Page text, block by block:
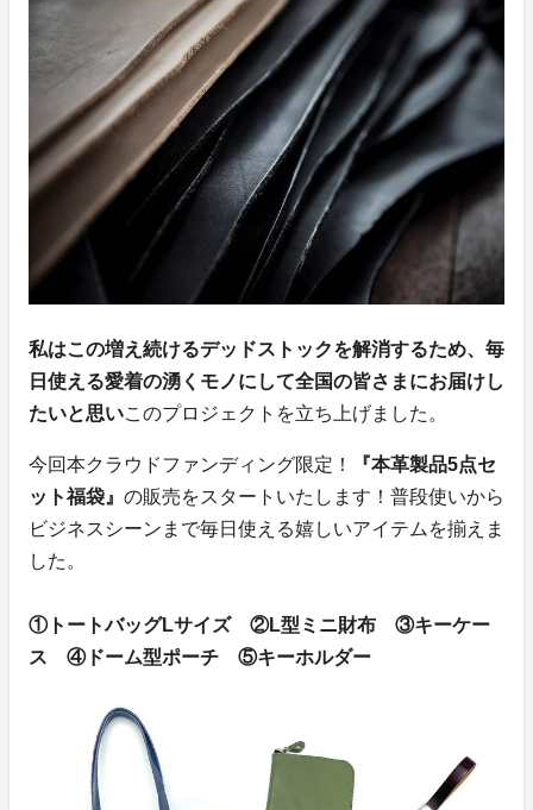
私はこの増え続けるデッドストックを解消するため、毎
日使える愛着の湧くモノにして全国の皆さまにお届けし
たいと思いこのプロジェクトを立ち上げました。
今回本クラウドファンディング限定！
『本革製品5点セ
ット福袋』 の販売をスタートいたします！普段使いから
ビジネスシーンまで毎日使える嬉しいアイテムを揃えま
した。
①トートバッグLサイズ ②L型ミニ財布 ③キーケー
ス ④ドーム型ポーチ ⑤キーホルダー